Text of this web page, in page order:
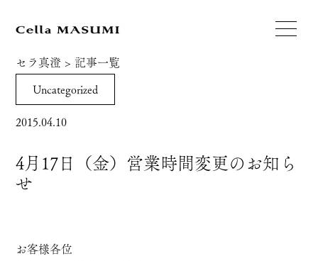
セラ真澄 > 記事一覧
Uncategorized
2015.04.10
4月17日（金）営業時間変更のお知ら
せ
お客様各位